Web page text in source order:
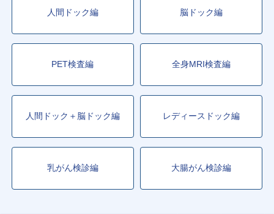
人間ドック編 脳ドック編
PET検査編 全身MRI検査編
人間ドック＋脳ドック編 レディースドック編
乳がん検診編 大腸がん検診編